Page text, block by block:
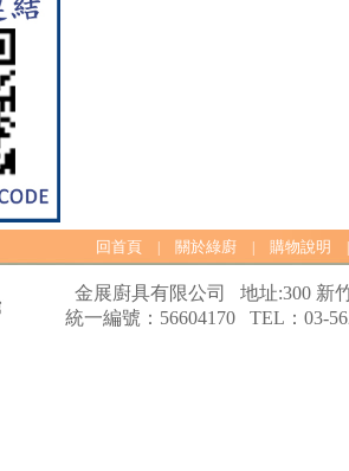
鋼雙
回首頁 關於綠廚 購物說明
金展廚具有限公司 地址:300 新
統一編號：56604170 TEL：03-